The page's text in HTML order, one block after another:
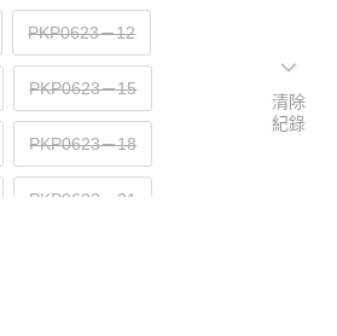
PKP0623－12
PKP0623－15
PKP0623－18
PKP0623－21
清除
紀錄